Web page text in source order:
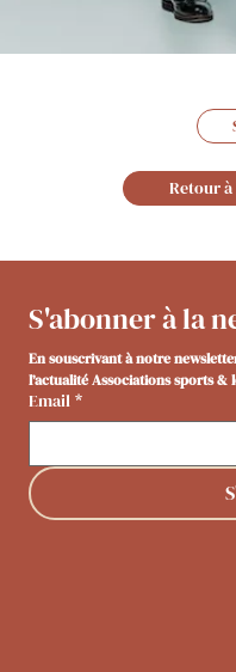
Retour à
S'abonner à la
En souscrivant à notre
l’actualité Associations sports
Email *